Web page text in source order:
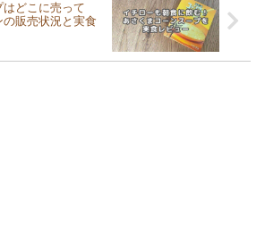
どこに売って
販売状況と実食